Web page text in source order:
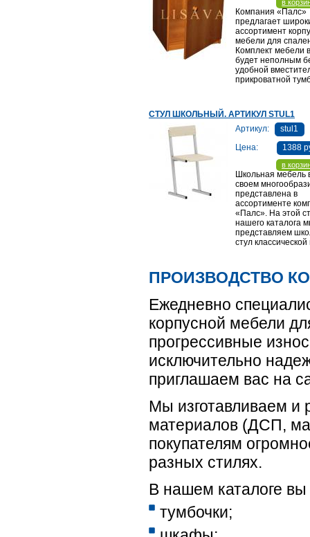
в
Компания «Палс»
предлагает
ассортимент
мебели для
Комплект мебели
будет неполным
удобной
прикроватной
СТУЛ ШКОЛЬНЫЙ. АРТИКУЛ STUL1
Артикул:
stul1
Цена:
1388
в
Школьная мебель
своем
представлена в
ассортименте
«Палс». На этой
нашего каталога
представляем
стул
ПРОИЗВОДСТВО
Ежедневно
корпусной мебели
прогрессивные
исключительно
приглашаем вас на
Мы изготавливаем и
материалов (ДСП,
покупателям
разных стилях.
В нашем каталоге вы
тумбочки;